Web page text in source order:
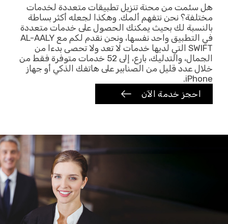
سيارة اجره
حجز سيارات الأجرة
موتو الحجز
تأجير سيارات
تأجير الدراجات النارية
هل سئمت من محنة تنزيل تطبيقات متعددة لخدمات
مختلفة؟ نحن نتفهم ألمك. وهكذا لجعله أكثر بساطة
بالنسبة لك بحيث يمكنك الحصول على خدمات متعددة
في التطبيق واحد نفسها، ونحن نقدم لكم مع AL-AALY
SWIFT التي لديها خدمات لا تعد ولا تحصى بدءا من
الجمال، والتدليك، بارع، إلى 52 خدمات متوفرة فقط من
خلال عدد قليل من الصنابير على هاتفك الذكي أو جهاز
iPhone.
احجز خدمة الآن